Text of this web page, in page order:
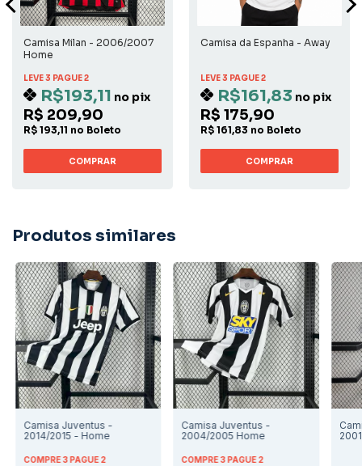
Camisa Milan - 2006/2007
Home
LEVE 3 PAGUE 2
R$193,11 no pix
R$ 209,90
R$ 193,11 no Boleto
COMPRAR
Camisa da Espanha - Away
LEVE 3 PAGUE 2
R$161,83 no pix
R$ 175,90
R$ 161,83 no Boleto
COMPRAR
Produtos similares
Camisa Juventus -
2014/2015 - Home
COMPRE 3 PAGUE 2
Camisa Juventus -
2004/2005 Home
COMPRE 3 PAGUE 2